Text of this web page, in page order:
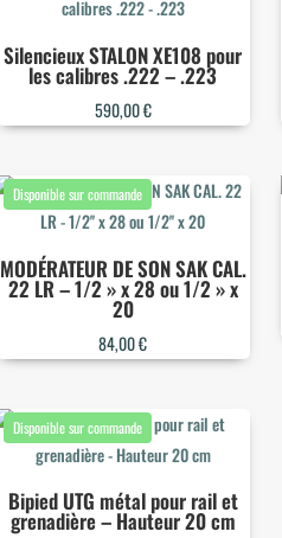
Silencieux STALON XE108 pour
les calibres .222 – .223
590,00€
MODÉRATEUR DE SON SAK CAL.
22 LR – 1/2 » x 28 ou 1/2 » x
20
84,00€
Bipied UTG métal pour rail et
grenadière – Hauteur 20 cm